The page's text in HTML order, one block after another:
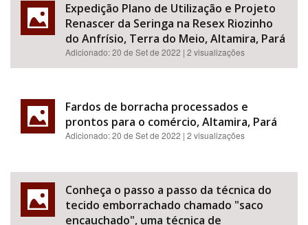
Tema
Subtema
Área de Levantamento
Área Protegida
BUSCAR
Expedição Plano de Utilização e Projeto
Renascer da Seringa na Resex Riozinho
do Anfrísio, Terra do Meio, Altamira, Pará
Adicionado:20 de Set de 2022 | 2 visualizações
Fardos de borracha processados e
prontos para o comércio, Altamira, Pará
Adicionado:20 de Set de 2022 | 2 visualizações
Conheça o passo a passo da técnica do
tecido emborrachado chamado "saco
encauchado", uma técnica de